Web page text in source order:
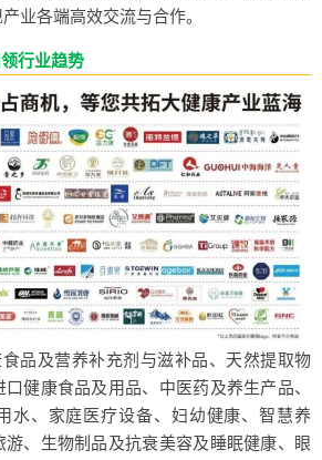
业各端高效交流与合作。
行业趋势
品及营养补充剂与滋补品、天然提取物
健康食品及用品、中医药及养生产品、
水、家庭医疗设备、妇幼健康、智慧养
、生物制品及抗衰美容及睡眠健康、眼